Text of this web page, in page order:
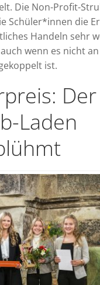
Die Non-Profit-
Schüler*innen die
Handeln sehr
wenn es nicht
ist.
Laden